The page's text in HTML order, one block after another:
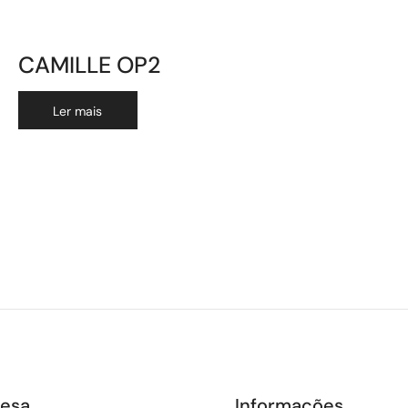
CAMILLE OP2
Ler mais